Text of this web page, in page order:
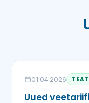
01.04.2026
Uued